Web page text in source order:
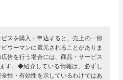
スを購入・申込すると、売上の一部
ウーマンに還元されることがありま
告を行う場合には、商品・サービス
す。◆紹介している情報は、必ずし
性・有効性を示しているわけではあ